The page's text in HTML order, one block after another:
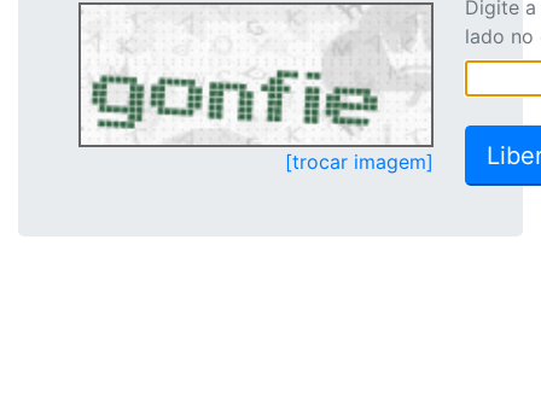
[trocar imagem]
Digite
lado no